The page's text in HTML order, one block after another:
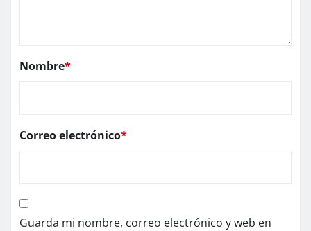
Nombre*
Correo electrónico*
Guarda mi nombre, correo electrónico y web en